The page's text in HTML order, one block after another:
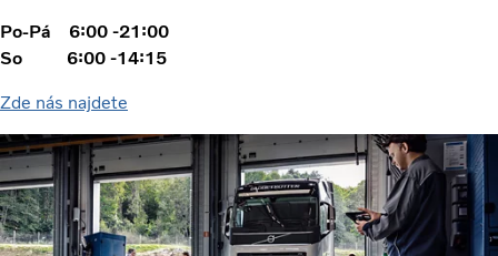
Po-Pá 6:00 -21:00
So 6:00 -14:15
Zde nás najdete